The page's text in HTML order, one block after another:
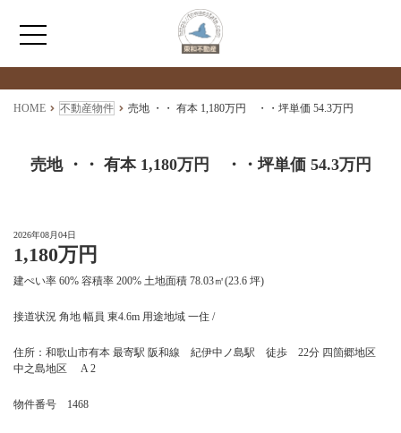
HOME
売買情報
月極駐車場のご案内
アクセス
検索物件の詳細
****
HOME 不動産物件 売地 ・・ 有本 1,180万円 ・・坪単価 54.3万円
売地 ・・ 有本 1,180万円 ・・坪単価 54.3万円
2026年08月04日
1,180万円
建ぺい率 60% 容積率 200% 土地面積 78.03㎡(23.6 坪)
接道状況 角地 幅員 東4.6m 用途地域 一住 /
住所：和歌山市有本 最寄駅 阪和線 紀伊中ノ島駅 徒歩 22分 四箇郷地区
中之島地区 A 2
物件番号 1468